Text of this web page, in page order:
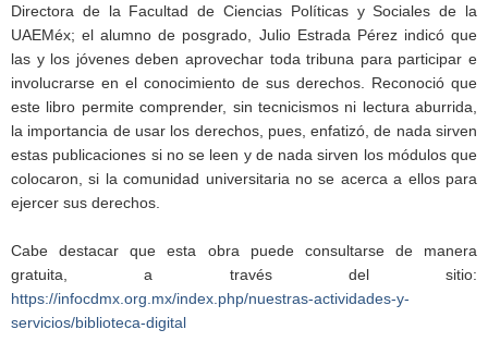
Directora de la Facultad de Ciencias Políticas y Sociales de la
UAEMéx; el alumno de posgrado, Julio Estrada Pérez indicó que
las y los jóvenes deben aprovechar toda tribuna para participar e
involucrarse en el conocimiento de sus derechos. Reconoció que
este libro permite comprender, sin tecnicismos ni lectura aburrida,
la importancia de usar los derechos, pues, enfatizó, de nada sirven
estas publicaciones si no se leen y de nada sirven los módulos que
colocaron, si la comunidad universitaria no se acerca a ellos para
ejercer sus derechos.
Cabe destacar que esta obra puede consultarse de manera
gratuita, a través del sitio:
https://infocdmx.org.mx/index.php/nuestras-actividades-y-
servicios/biblioteca-digital